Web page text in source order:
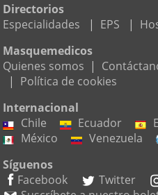
Directorios
Especialidades
| EPS |
Masquemedicos
Quienes somos |
| Política de cookies
Internacional
Chile
Ecuador
México
Venezuela
Síguenos
Facebook
Twitter